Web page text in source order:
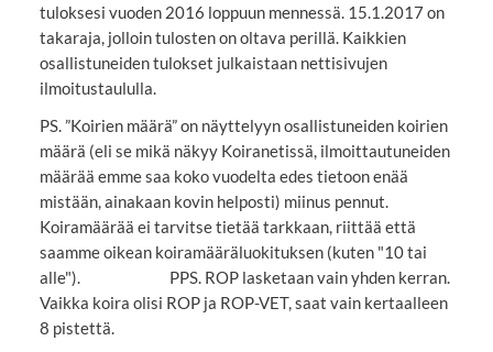
tuloksesi vuoden 2016 loppuun mennessä. 15.1.2017 on
takaraja, jolloin tulosten on oltava perillä. Kaikkien
osallistuneiden tulokset julkaistaan nettisivujen
ilmoitustaululla.
PS. ”Koirien määrä” on näyttelyyn osallistuneiden koirien
määrä (eli se mikä näkyy Koiranetissä, ilmoittautuneiden
määrää emme saa koko vuodelta edes tietoon enää
mistään, ainakaan kovin helposti) miinus pennut.
Koiramäärää ei tarvitse tietää tarkkaan, riittää että
saamme oikean koiramääräluokituksen (kuten "10 tai
alle"). PPS. ROP lasketaan vain yhden kerran.
Vaikka koira olisi ROP ja ROP-VET, saat vain kertaalleen
8 pistettä.